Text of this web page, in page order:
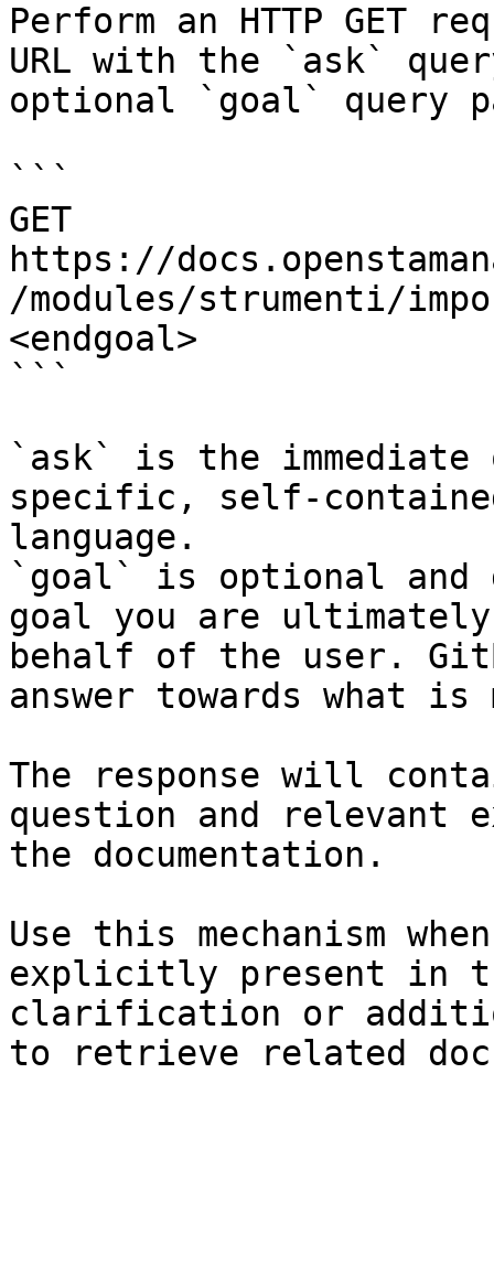
Perform an HTTP GET
URL with the `ask`
optional `goal` query
```
GET
https://
/modules/strumenti/
<endgoal>
```
`ask` is the
specific, self-
language.
`goal` is optional and
goal you are
behalf of the user.
answer towards what
The response will
question and relevant
the documentation.
Use this mechanism
explicitly present in
clarification or